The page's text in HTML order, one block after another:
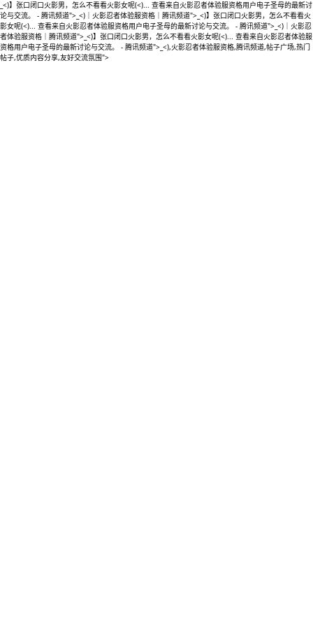
_<)】张口闭口火影男，怎么不看看火影女呢(<)... 查看来自火影忍者体验服资格用户电子圣母的最新讨
论与交流。 - 腾讯频道">_<)｜火影忍者体验服资格｜腾讯频道">_<)】张口闭口火影男，怎么不看看火
影女呢(<)... 查看来自火影忍者体验服资格用户电子圣母的最新讨论与交流。 - 腾讯频道">_<)｜火影忍
者体验服资格｜腾讯频道">_<)】张口闭口火影男，怎么不看看火影女呢(<)... 查看来自火影忍者体验服
资格用户电子圣母的最新讨论与交流。 - 腾讯频道">_<),火影忍者体验服资格,腾讯频道,帖子广场,热门
帖子,优质内容分享,友好交流氛围">